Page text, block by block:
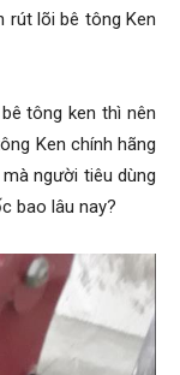
rút lõi bê tông Ken
tông ken thì nên
Ken chính hãng
người tiêu dùng
bao lâu nay?